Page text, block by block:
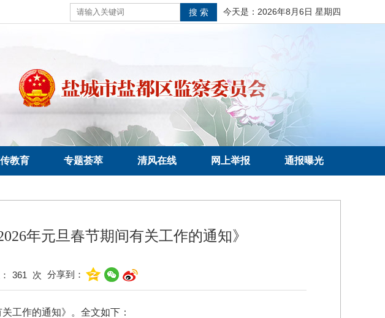
今天是： 2026年8月6日 星期四
教育 专题荟萃 清风在线 网上举报 通报曝光
年元旦春节期间有关工作的通知》
361 次 分享到：
工作的通知》。全文如下：